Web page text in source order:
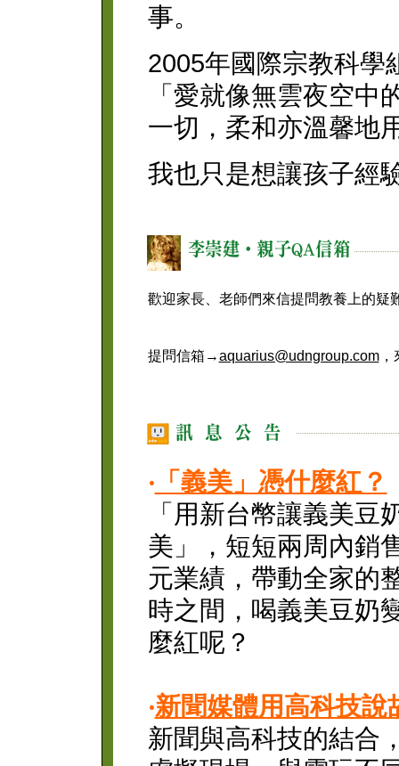
事。
2005年國際宗教科學
「愛就像無雲夜空中
一切，柔和亦溫馨地
我也只是想讓孩子經
歡迎家長、老師們來信提問教養上的疑
提問信箱→aquarius@udngroup.com，
‧ 「義美」憑什麼紅？
「用新台幣讓義美豆
美」，短短兩周內銷
元業績，帶動全家的
時之間，喝義美豆奶
麼紅呢？
‧新聞媒體用高科技說
新聞與高科技的結合